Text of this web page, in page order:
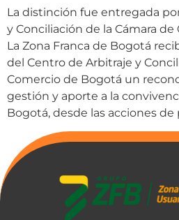
La distinción fue entregada
y Conciliación de la Cámara
La Zona Franca de Bogotá
del Centro de Arbitraje y
Comercio de Bogotá un
gestión y aporte a la
Bogotá, desde las acciones